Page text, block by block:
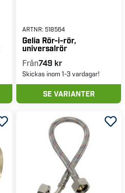
ARTNR: 518564
Gelia Rör-i-rör,
universalrör
Från749 kr
Skickas inom 1-3 vardagar!
SE VARIANTER